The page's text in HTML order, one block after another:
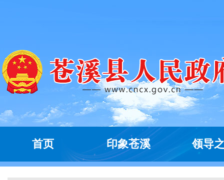
首页 印象苍溪 领导